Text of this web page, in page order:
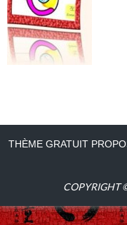
THÈME GRATUIT
COPYRIGHT